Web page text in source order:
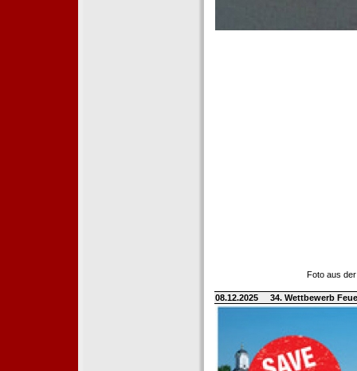
Foto aus
08.12.2025 34. Wettbewerb